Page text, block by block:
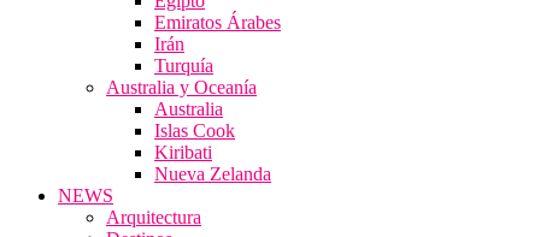
Emiratos Árabes
Irán
Turquía
Australia y Oceanía
Australia
Islas Cook
Kiribati
Nueva Zelanda
NEWS
Arquitectura